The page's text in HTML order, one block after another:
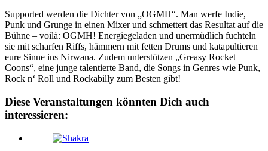
Supported werden die Dichter von „OGMH“. Man werfe Indie,
Punk und Grunge in einen Mixer und schmettert das Resultat auf die
Bühne – voilà: OGMH! Energiegeladen und unermüdlich fuchteln
sie mit scharfen Riffs, hämmern mit fetten Drums und katapultieren
eure Sinne ins Nirwana. Zudem unterstützen „Greasy Rocket
Coons“, eine junge talentierte Band, die Songs in Genres wie Punk,
Rock n‘ Roll und Rockabilly zum Besten gibt!
Diese Veranstaltungen könnten Dich auch
interessieren: